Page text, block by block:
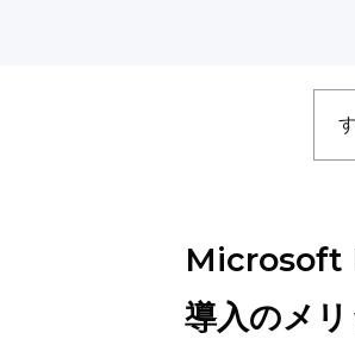
Microsoft
導入のメリ